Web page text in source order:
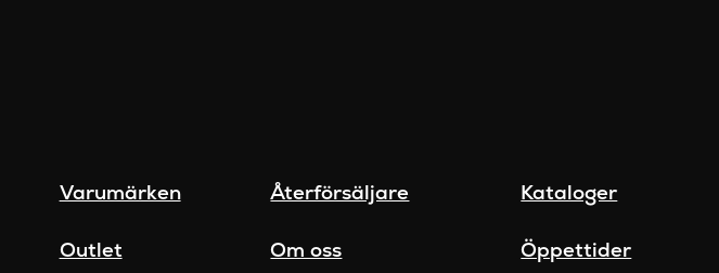
Varumärken Återförsäljare Kataloger
Outlet Om oss Öppettider